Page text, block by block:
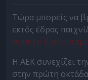
Τώρα μπορείς να
εκτός έδρας
σούπερ
Η ΑΕΚ συνεχίζει
στην πρώτη